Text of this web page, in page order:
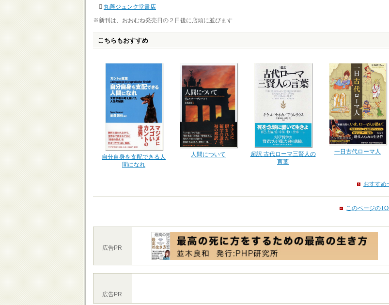
丸善ジュンク堂書店
※新刊は、おおむね発売日の２日後に店頭に並びます
こちらもおすすめ
自分自身を支配できる人
間になれ
人間について
超訳 古代ローマ三賢人の
言葉
一日古代ローマ人
おすすめ
このページの
広告PR
広告PR